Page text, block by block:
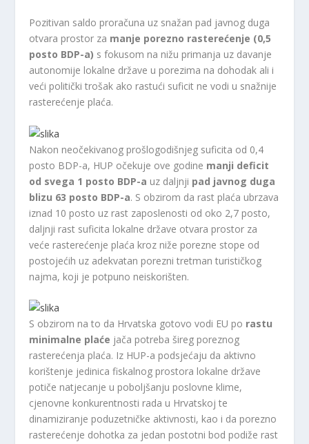
Pozitivan saldo proračuna uz snažan pad javnog duga
otvara prostor za manje porezno rasterećenje (0,5
posto BDP-a) s fokusom na nižu primanja uz davanje
autonomije lokalne države u porezima na dohodak ali i
veći politički trošak ako rastući suficit ne vodi u snažnije
rasterećenje plaća.
Nakon neočekivanog prošlogodišnjeg suficita od 0,4
posto BDP-a, HUP očekuje ove godine manji deficit
od svega 1 posto BDP-a uz daljnji pad javnog duga
blizu 63 posto BDP-a. S obzirom da rast plaća ubrzava
iznad 10 posto uz rast zaposlenosti od oko 2,7 posto,
daljnji rast suficita lokalne države otvara prostor za
veće rasterećenje plaća kroz niže porezne stope od
postojećih uz adekvatan porezni tretman turističkog
najma, koji je potpuno neiskorišten.
S obzirom na to da Hrvatska gotovo vodi EU po rastu
minimalne plaće jača potreba šireg poreznog
rasterećenja plaća. Iz HUP-a podsjećaju da aktivno
korištenje jedinica fiskalnog prostora lokalne države
potiče natjecanje u poboljšanju poslovne klime,
cjenovne konkurentnosti rada u Hrvatskoj te
dinamiziranje poduzetničke aktivnosti, kao i da porezno
rasterećenje dohotka za jedan postotni bod podiže rast